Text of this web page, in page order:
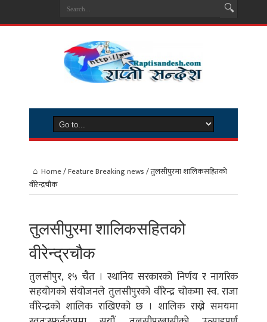
Home/Feature Breaking news/तुलसीपुरमा शालिकसहितको
वीरेन्द्रचौक
तुलसीपुरमा शालिकसहितको
वीरेन्द्रचौक
तुलसीपुर, १५ चैत । स्थानिय सरकारको निर्णय र नागरिक
सहयोगको संयोजनले तुलसीपुरको वीरेन्द्र चोकमा स्व. राजा
वीरेन्द्रको शालिक राखिएको छ । शालिक राख्ने समयमा